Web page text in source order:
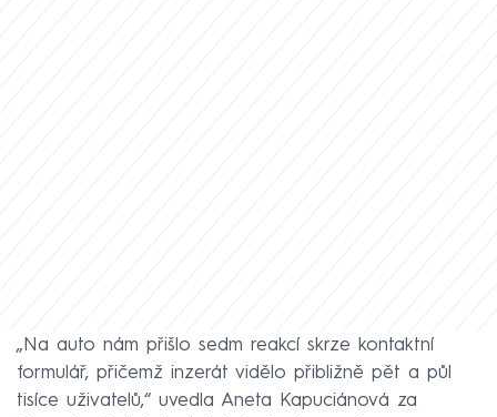
„Na auto nám přišlo sedm reakcí skrze kontaktní
formulář, přičemž inzerát vidělo přibližně pět a půl
tisíce uživatelů,“ uvedla Aneta Kapuciánová za